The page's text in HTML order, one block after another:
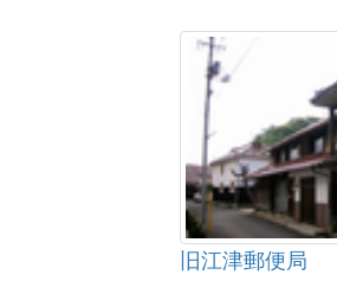
旧江津郵便局